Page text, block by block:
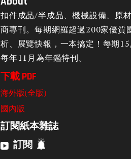
扣件成品/半成品、機械設備、原
商專刊。每期網羅超過200家優質
析、展覽快報，一本搞定！每期
每年11月為年鑑特刊。
下載 PDF
海外版(全版)
國內版
訂閱紙本雜誌
訂閱